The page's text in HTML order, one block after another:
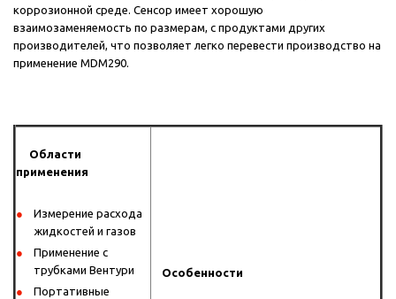
коррозионной среде. Сенсор имеет хорошую
взаимозаменяемость по размерам, с продуктами других
производителей, что позволяет легко перевести производство на
применение MDM290.
Области
применения
Измерение расхода
жидкостей и газов
Применение с
трубками Вентури
Портативные
Особенности